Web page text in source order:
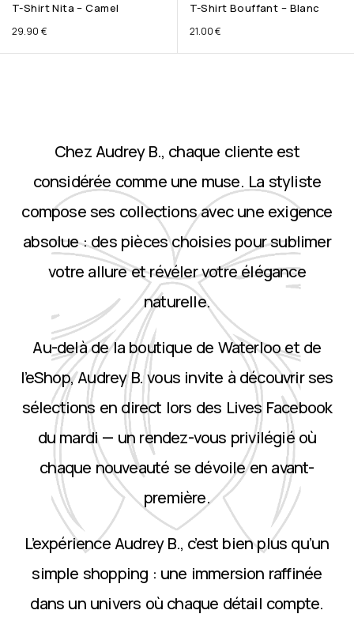
T-Shirt Nita – Camel
29.90 €
T-Shirt Bouffant – Blanc
21.00€
Chez Audrey B., chaque cliente est
considérée comme une muse. La styliste
compose ses collections avec une exigence
absolue : des pièces choisies pour sublimer
votre allure et révéler votre élégance
naturelle.
Au-delà de la boutique de Waterloo et de
l’eShop, Audrey B. vous invite à découvrir ses
sélections en direct lors des Lives Facebook
du mardi — un rendez-vous privilégié où
chaque nouveauté se dévoile en avant-
première.
L’expérience Audrey B., c’est bien plus qu’un
simple shopping : une immersion raffinée
dans un univers où chaque détail compte.